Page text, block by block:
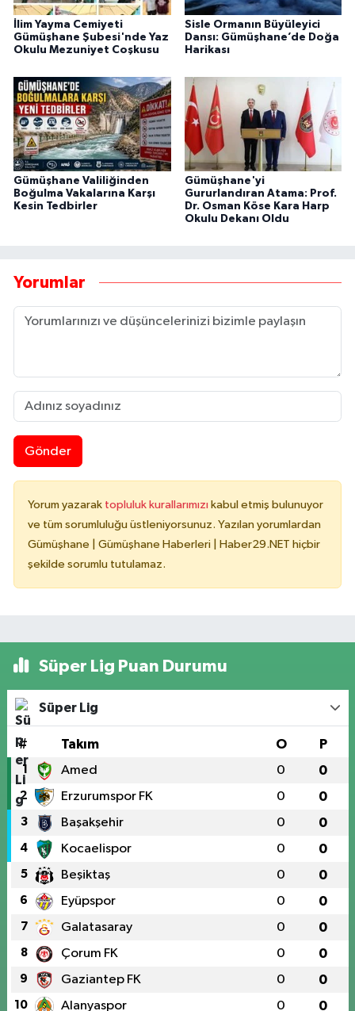
İlim Yayma Cemiyeti
Gümüşhane Şubesi'nde Yaz
Okulu Mezuniyet Coşkusu
Sisle Ormanın Büyüleyici
Dansı: Gümüşhane’de Doğa
Harikası
Gümüşhane Valiliğinden
Boğulma Vakalarına Karşı
Kesin Tedbirler
Gümüşhane'yi
Gururlandıran Atama: Prof.
Dr. Osman Köse Kara Harp
Okulu Dekanı Oldu
Yorumlar
Gönder
Yorum yazarak topluluk kurallarımızı kabul etmiş bulunuyor
ve tüm sorumluluğu üstleniyorsunuz. Yazılan yorumlardan
Gümüşhane | Gümüşhane Haberleri | Haber29.NET hiçbir
şekilde sorumlu tutulamaz.
Süper Lig Puan Durumu
Süper Lig
# Takım O P
1 Amed 0 0
2 Erzurumspor FK 0 0
3 Başakşehir 0 0
4 Kocaelispor 0 0
5 Beşiktaş 0 0
6 Eyüpspor 0 0
7 Galatasaray 0 0
8 Çorum FK 0 0
9 Gaziantep FK 0 0
10 Alanyaspor 0 0